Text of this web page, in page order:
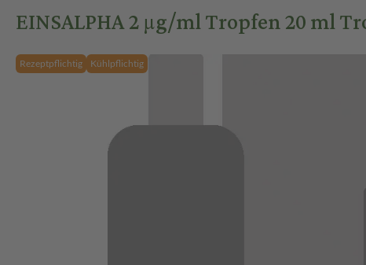
EINSALPHA 2 µg/ml Tropfen 20 ml
Rezeptpflichtig Kühlpflichtig